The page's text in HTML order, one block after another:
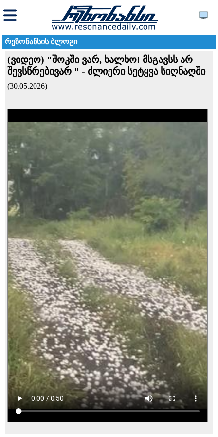
რეზონანსის ბლოგი
(ვიდეო) "შოკში ვარ, ხალხო! მსგავსს არ
შევსწრებივარ " - ძლიერი სეტყვა სიღნაღში
(30.05.2026)